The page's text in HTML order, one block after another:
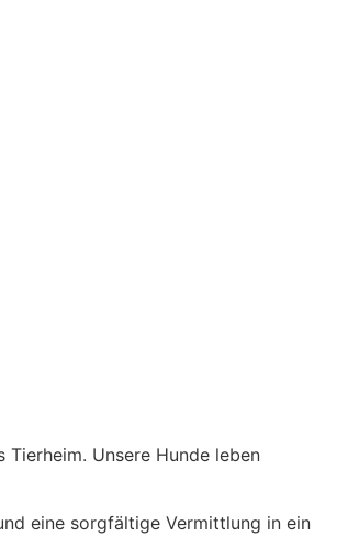
Unsere Hunde leben
eine sorgfältige Vermittlung in ein